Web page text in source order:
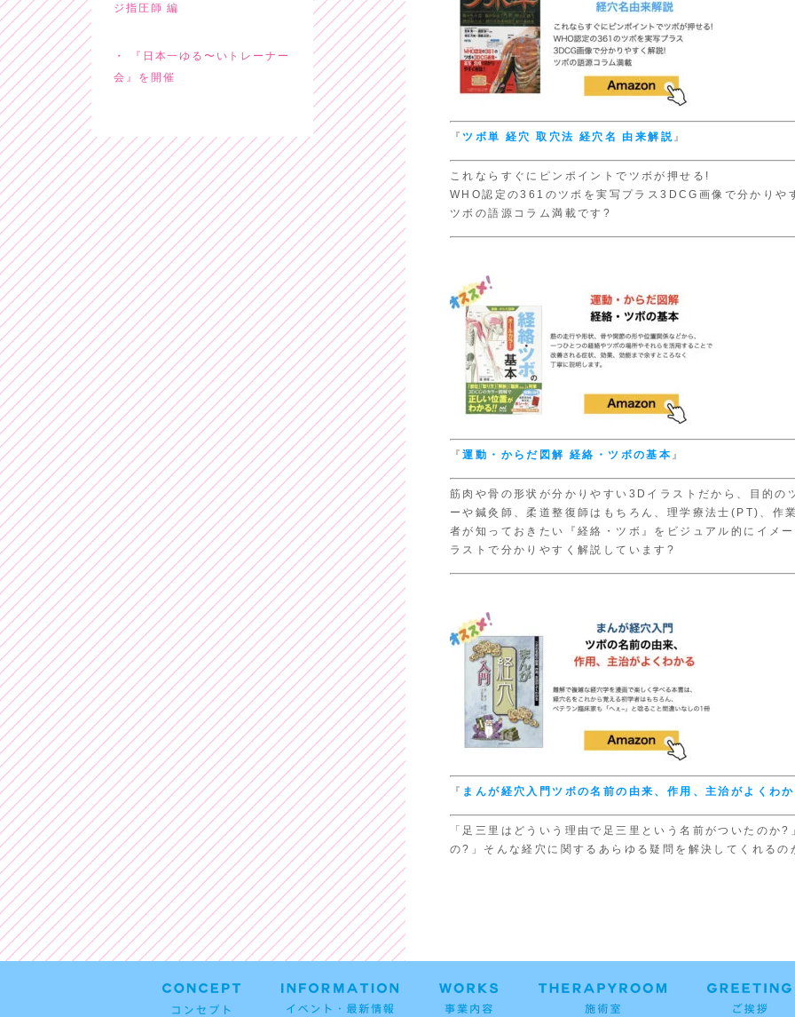
『ツボ単 経穴 取穴法 経穴名 由来解説 』
これならすぐにピンポイントでツボが押せる!
WHO認定の361のツボを実写プラス3DCG画像で分かりや
ツボの語源コラム満載です?
『運動・からだ図解 経絡・ツボの基本 』
筋肉や骨の形状が分かりやすい3Dイラストだから、目的
ーや鍼灸師、柔道整復師はもちろん、理学療法士(PT)、作
者が知っておきたい『経絡・ツボ』をビジュアル的にイメ
ラストで分かりやすく解説しています?
『 まんが経穴入門ツボの名前の由来、 作用、主治がよくわ
「足三里はどういう理由で足三里という名前がついたのか
の?」そんな経穴に関するあらゆる疑問を解決してくれるの
ジ指圧師 編
『日本一ゆる〜いトレーナー
会』を開催